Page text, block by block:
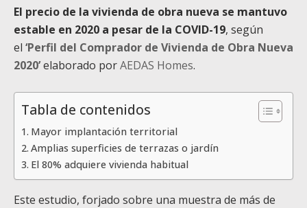
El precio de la vivienda de obra nueva se mantuvo
estable en 2020 a pesar de la COVID-19, según
el ‘Perfil del Comprador de Vivienda de Obra Nueva
2020’elaborado porAEDAS Homes.
Tabla de contenidos
Mayor implantación territorial
Amplias superficies de terrazas o jardín
El 80% adquiere vivienda habitual
Este estudio, forjado sobre una muestra de más de